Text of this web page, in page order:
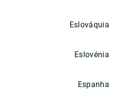
Eslováquia
Eslovénia
Espanha